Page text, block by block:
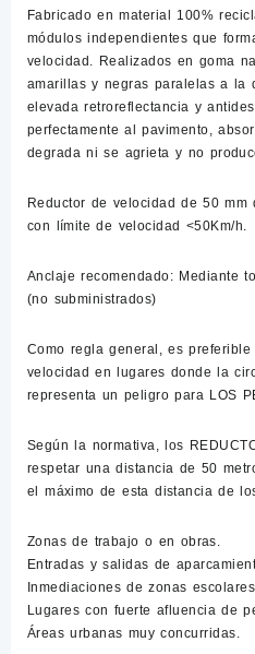
Fabricado en material 100%
módulos independientes que
velocidad. Realizados en goma
amarillas y negras paralelas a la
elevada retroreflectancia y
perfectamente al pavimento,
degrada ni se agrieta y no
Reductor de velocidad de 50
con límite de velocidad <50Km/h.
Anclaje recomendado: Mediante
(no subministrados)
Como regla general, es
velocidad en lugares donde la
representa un peligro para LOS
Según la normativa, los
respetar una distancia de 50
el máximo de esta distancia de
Zonas de trabajo o en obras.
Entradas y salidas de
Inmediaciones de zonas
Lugares con fuerte afluencia de
Áreas urbanas muy concurridas.